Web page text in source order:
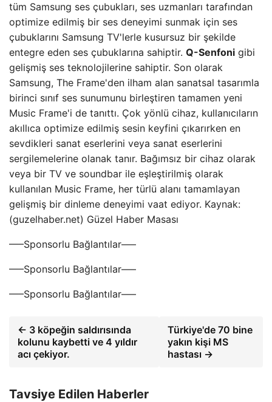
tüm Samsung ses çubukları, ses uzmanları tarafından
optimize edilmiş bir ses deneyimi sunmak için ses
çubuklarını Samsung TV'lerle kusursuz bir şekilde
entegre eden ses çubuklarına sahiptir. Q-Senfoni gibi
gelişmiş ses teknolojilerine sahiptir. Son olarak
Samsung, The Frame'den ilham alan sanatsal tasarımla
birinci sınıf ses sunumunu birleştiren tamamen yeni
Music Frame'i de tanıttı. Çok yönlü cihaz, kullanıcıların
akıllıca optimize edilmiş sesin keyfini çıkarırken en
sevdikleri sanat eserlerini veya sanat eserlerini
sergilemelerine olanak tanır. Bağımsız bir cihaz olarak
veya bir TV ve soundbar ile eşleştirilmiş olarak
kullanılan Music Frame, her türlü alanı tamamlayan
gelişmiş bir dinleme deneyimi vaat ediyor. Kaynak:
(guzelhaber.net) Güzel Haber Masası
—–Sponsorlu Bağlantılar—–
—–Sponsorlu Bağlantılar—–
—–Sponsorlu Bağlantılar—–
← 3 köpeğin saldırısında
kolunu kaybetti ve 4 yıldır
acı çekiyor.
Türkiye'de 70 bine
yakın kişi MS
hastası →
Tavsiye Edilen Haberler